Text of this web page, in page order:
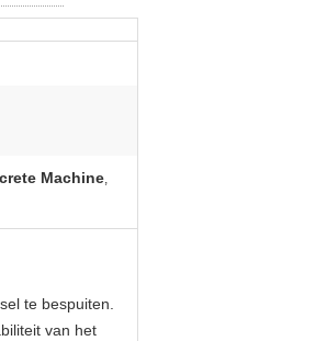
Machine,
te bespuiten.
van het